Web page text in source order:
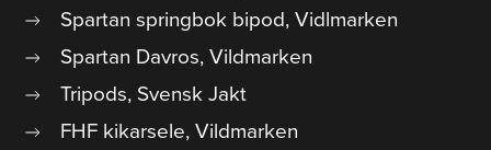
Spartan springbok bipod, Vidlmarken
Spartan Davros, Vildmarken
Tripods, Svensk Jakt
FHF kikarsele, Vildmarken